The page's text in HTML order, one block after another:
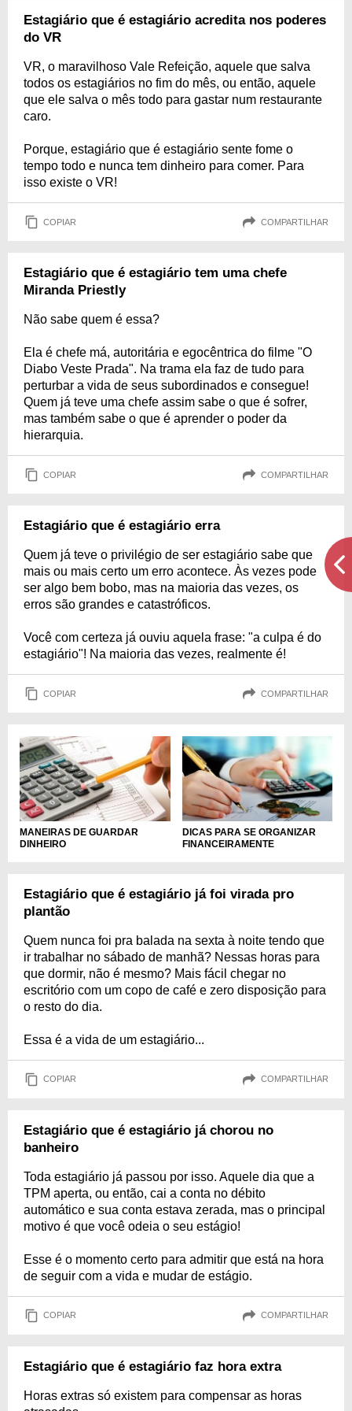
Estagiário que é estagiário acredita nos poderes
do VR
VR, o maravilhoso Vale Refeição, aquele que salva
todos os estagiários no fim do mês, ou então, aquele
que ele salva o mês todo para gastar num restaurante
caro.
Porque, estagiário que é estagiário sente fome o
tempo todo e nunca tem dinheiro para comer. Para
isso existe o VR!
COPIAR COMPARTILHAR
Estagiário que é estagiário tem uma chefe
Miranda Priestly
Não sabe quem é essa?
Ela é chefe má, autoritária e egocêntrica do filme "O
Diabo Veste Prada". Na trama ela faz de tudo para
perturbar a vida de seus subordinados e consegue!
Quem já teve uma chefe assim sabe o que é sofrer,
mas também sabe o que é aprender o poder da
hierarquia.
COPIAR COMPARTILHAR
Estagiário que é estagiário erra
Quem já teve o privilégio de ser estagiário sabe que
mais ou mais certo um erro acontece. Às vezes pode
ser algo bem bobo, mas na maioria das vezes, os
erros são grandes e catastróficos.
Você com certeza já ouviu aquela frase: "a culpa é do
estagiário"! Na maioria das vezes, realmente é!
COPIAR COMPARTILHAR
MANEIRAS DE GUARDAR
DINHEIRO
DICAS PARA SE ORGANIZAR
FINANCEIRAMENTE
Estagiário que é estagiário já foi virada pro
plantão
Quem nunca foi pra balada na sexta à noite tendo que
ir trabalhar no sábado de manhã? Nessas horas para
que dormir, não é mesmo? Mais fácil chegar no
escritório com um copo de café e zero disposição para
o resto do dia.
Essa é a vida de um estagiário...
COPIAR COMPARTILHAR
Estagiário que é estagiário já chorou no
banheiro
Toda estagiário já passou por isso. Aquele dia que a
TPM aperta, ou então, cai a conta no débito
automático e sua conta estava zerada, mas o principal
motivo é que você odeia o seu estágio!
Esse é o momento certo para admitir que está na hora
de seguir com a vida e mudar de estágio.
COPIAR COMPARTILHAR
Estagiário que é estagiário faz hora extra
Horas extras só existem para compensar as horas